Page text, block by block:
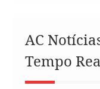
AC
Tempo